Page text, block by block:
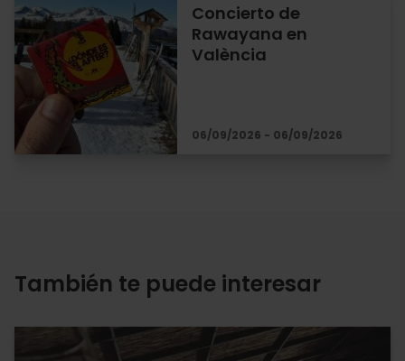
Concierto de
Rawayana en
València
06/09/2026 - 06/09/2026
También te puede interesar